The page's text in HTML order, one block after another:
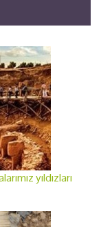
yıldızları